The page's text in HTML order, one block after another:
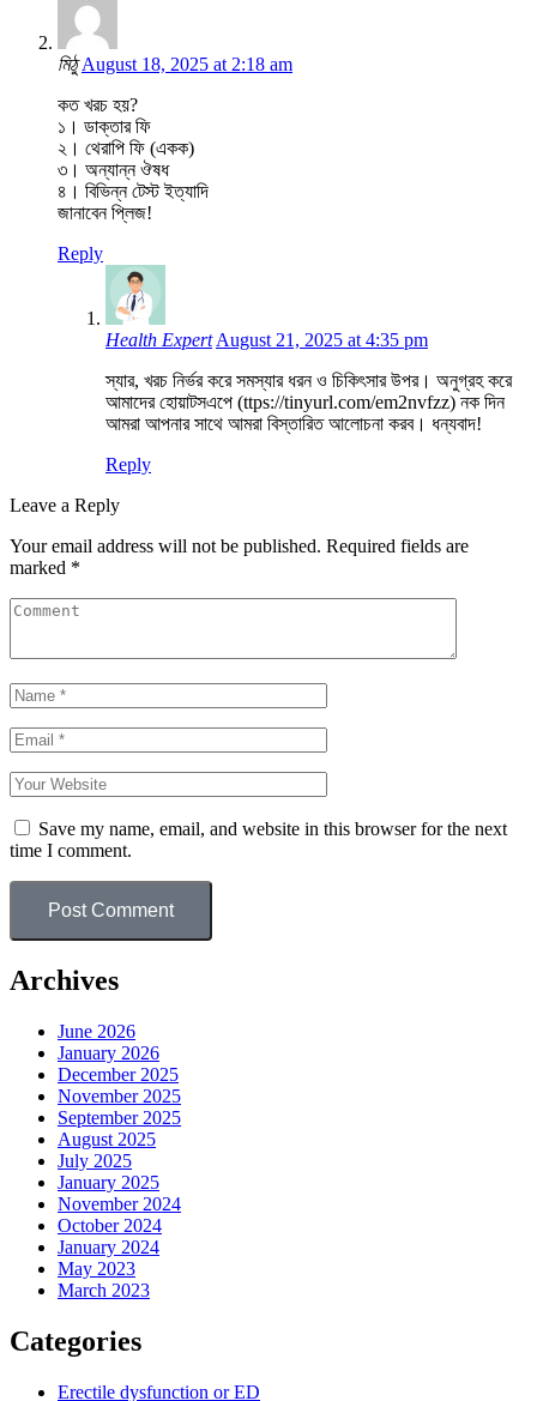
মিঠু August 18, 2025 at 2:18 am
কত খরচ হয়?
১। ডাক্তার ফি
২। থেরাপি ফি (একক)
৩। অন্যান্ন ঔষধ
৪। বিভিন্ন টেস্ট ইত্যাদি
জানাবেন প্লিজ!
Reply
Health ExpertAugust 21, 2025 at 4:35 pm
স্যার, খরচ নির্ভর করে সমস্যার ধরন ও চিকিৎসার উপর। অনুগ্রহ করে
আমাদের হোয়াটসএপে (ttps://tinyurl.com/em2nvfzz) নক দিন
আমরা আপনার সাথে আমরা বিস্তারিত আলোচনা করব। ধন্যবাদ!
Reply
Leave a Reply
Your email address will not be published. Required fields are
marked *
Save my name, email, and website in this browser for the next
time I comment.
Post Comment
Archives
June 2026
January 2026
December 2025
November 2025
September 2025
August 2025
July 2025
January 2025
November 2024
October 2024
January 2024
May 2023
March 2023
Categories
Erectile dysfunction or ED